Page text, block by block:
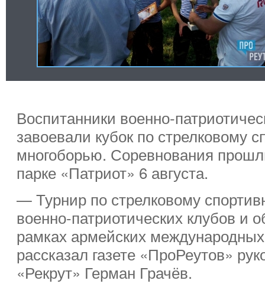
Воспитанники военно-
завоевали кубок по стрелковому
многоборью. Соревнования
парке «Патриот» 6 августа.
— Турнир по стрелковому
военно-патриотических клубов и
рамках армейских
рассказал газете «ПроРеутов»
«Рекрут» Герман Грачёв.